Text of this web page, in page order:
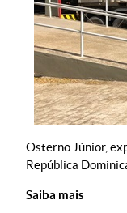
Osterno Júnior,
República
Saiba mais